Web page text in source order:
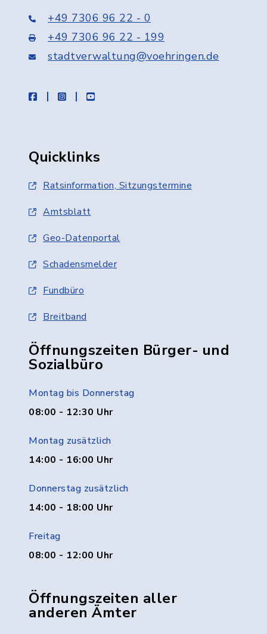
+49 7306 96 22 - 0
+49 7306 96 22 - 199
stadtverwaltung@voehringen.de
facebookinstagramyoutube
Quicklinks
Ratsinformation, Sitzungstermine
Amtsblatt
Geo-Datenportal
Schadensmelder
Fundbüro
Breitband
Öffnungszeiten Bürger- und
Sozialbüro
Montag bis Donnerstag
08:00 - 12:30 Uhr
Montag zusätzlich
14:00 - 16:00 Uhr
Donnerstag zusätzlich
14:00 - 18:00 Uhr
Freitag
08:00 - 12:00 Uhr
Öffnungszeiten aller
anderen Ämter